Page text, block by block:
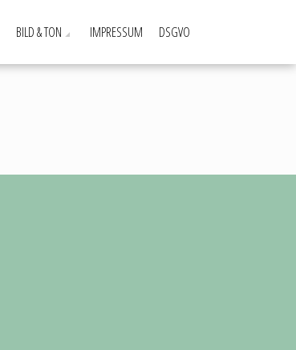
BILD & TON IMPRESSUM DSGVO